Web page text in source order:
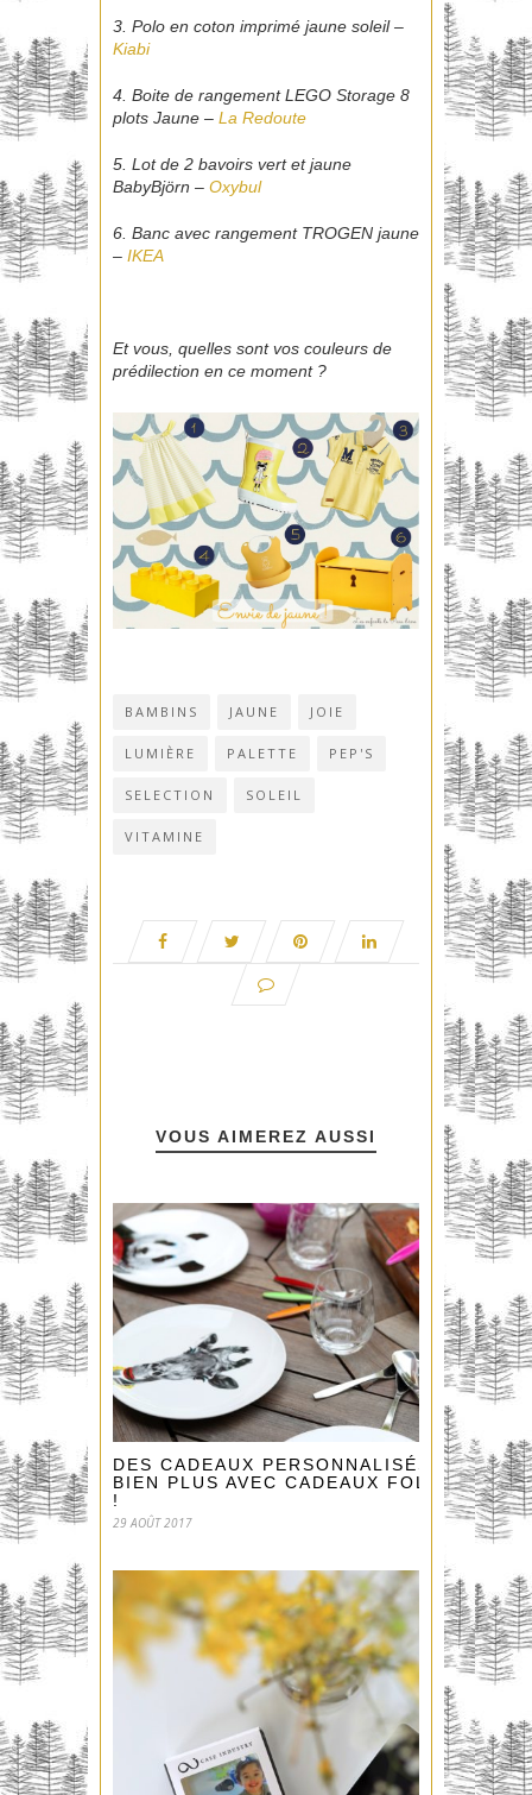
3. Polo en coton imprimé jaune soleil –
Kiabi
4. Boite de rangement LEGO Storage 8
plots Jaune – La Redoute
5. Lot de 2 bavoirs vert et jaune
BabyBjörn – Oxybul
6. Banc avec rangement TROGEN jaune
– IKEA
Et vous, quelles sont vos couleurs de
prédilection en ce moment ?
BAMBINS JAUNE JOIE
LUMIÈRE PALETTE PEP'S
SELECTION SOLEIL
VITAMINE
VOUS AIMEREZ AUSSI
DES CADEAUX PERSONNALISÉS ET
BIEN PLUS AVEC CADEAUX FOLIES
!
29 AOÛT 2017